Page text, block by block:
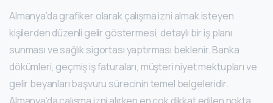
Almanya’da grafiker olarak çalışma izni almak isteyen
kişilerden düzenli gelir göstermesi, detaylı bir iş planı
sunması ve sağlık sigortası yaptırması beklenir. Banka
dökümleri, geçmiş iş faturaları, müşteri niyet mektupları ve
gelir beyanları başvuru sürecinin temel belgeleridir.